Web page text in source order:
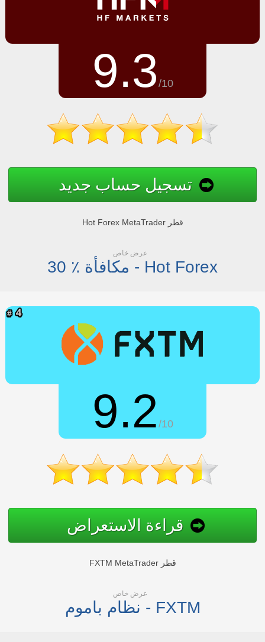
9.3 /10
تسجيل حساب جديد
Hot Forex MetaTrader قطر
عرض خاص
30 ٪ مكافأة - Hot Forex
9.2 /10
قراءة الاستعراض
FXTM MetaTrader قطر
عرض خاص
نظام باموم - FXTM